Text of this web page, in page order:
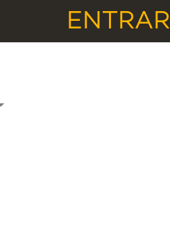
ENTRAR